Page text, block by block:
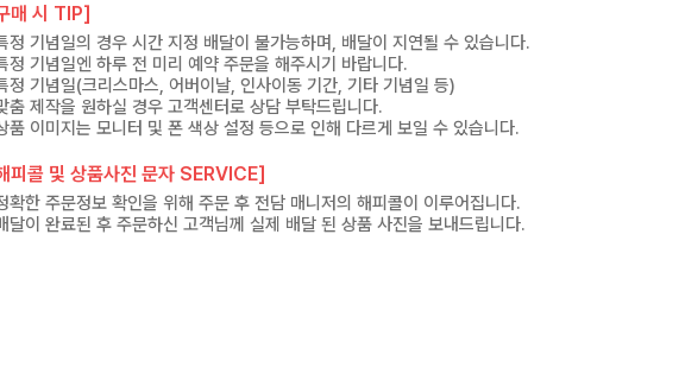
매 시 TIP]
정 기념일의 경우 시간 지정 배달이 불가능하며, 배달이 지연될 수 있습니다.
정 기념일엔 하루 전 미리 예약 주문을 해주시기 바랍니다.
정 기념일(크리스마스, 어버이날, 인사이동 기간, 기타 기념일 등)
춤 제작을 원하실 경우 고객센터로 상담 부탁드립니다.
품 이미지는 모니터 및 폰 색상 설정 등으로 인해 다르게 보일 수 있습니다.
피콜 및 상품사진 문자 SERVICE]
확한 주문정보 확인을 위해 주문 후 전담 매니저의 해피콜이 이루어집니다.
달이 완료된 후 주문하신 고객님께 실제 배달 된 상품 사진을 보내드립니다.